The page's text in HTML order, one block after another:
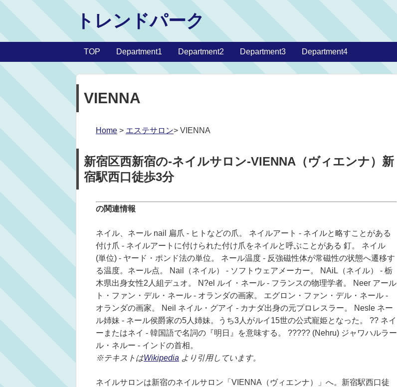
トレンドパーク
TOP Department1 Department2 Department3 Department4
VIENNA
Home > エステサロン> VIENNA
新宿区西新宿の-ネイルサロン-VIENNA（ヴィエンナ）新
宿駅西口徒歩3分
の関連情報
ネイル、ネール nail 扁爪 - ヒトなどの爪。 ネイルアート - ネイルと略すことがある
付け爪 - ネイルアートに付けられた付け爪をネイルと呼ぶことがある 釘。 ネイル
(単位) - ヤード・ポンド法の単位。 ネール温度 - 反強磁性体が常磁性の状態へ遷移す
る温度。ネール点。 Nail（ネイル） - ソフトウェアメーカー。 NAiL（ネイル） - 栃
木県出身女性2人組デュオ。 N?el ルイ・ネール - フランスの物理学者。 Neer アール
ト・ファン・デル・ネール - オランダの画家。 エグロン・ファン・デル・ネール -
オランダの画家。 Neil ネイル・グアイ - カナダ出身の元プロレスラー。 Nesle ネー
ル姉妹 - ネール侯爵家の5人姉妹。うち3人がルイ15世の公式寵姫となった。 ?? ネイ
ーまたはネイ - 韓国語で名詞の『明日』を意味する。 ????? (Nehru) ジャワハルラー
ル・ネルー - インドの首相。
※テキストはWikipedia より引用しています。
ネイルサロンは新宿のネイルサロン「VIENNA（ヴィエンナ）」へ。新宿駅西口徒